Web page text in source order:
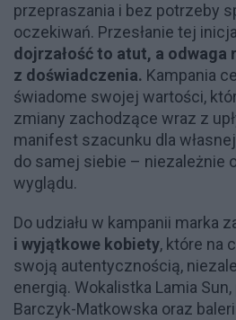
przepraszania i bez potrzeby
oczekiwań. Przesłanie tej
dojrzałość to atut, a odwaga
z doświadczenia. Kampania
świadome swojej wartości,
zmiany zachodzące wraz z
manifest szacunku dla
do samej siebie – niezależnie
wyglądu.
Do udziału w kampanii marka
i wyjątkowe kobiety, które na
swoją autentycznością,
energią. Wokalistka Lamia
Barczyk-Matkowska oraz